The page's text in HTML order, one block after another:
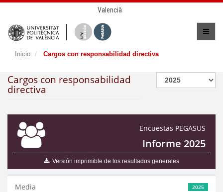
Valencià
Inicio Cargos con responsabilidad directiva
Cargos con responsabilidad
directiva
Encuestas PEGASUS
Informe 2025
Versión imprimible de los resultados generales
2025
Media